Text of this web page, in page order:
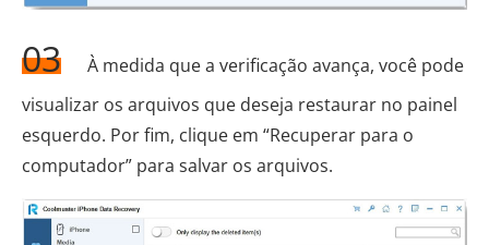
03
À medida que a verificação avança, você pode
visualizar os arquivos que deseja restaurar no painel
esquerdo. Por fim, clique em “Recuperar para o
computador” para salvar os arquivos.